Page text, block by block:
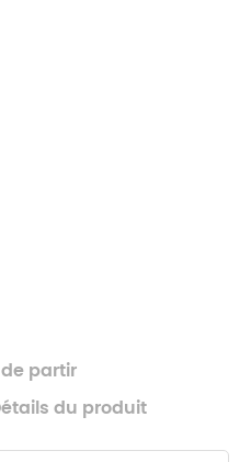
partir
du produit